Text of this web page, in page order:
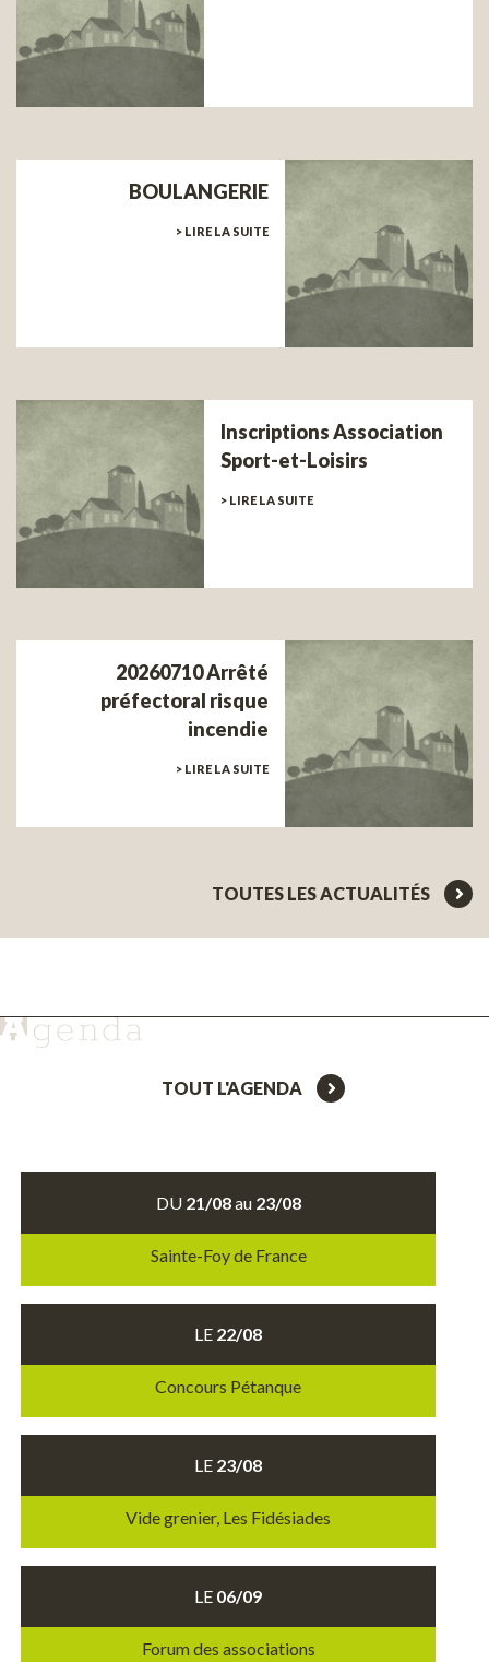
BOULANGERIE
> LIRE LA SUITE
Inscriptions Association
Sport-et-Loisirs
> LIRE LA SUITE
20260710 Arrêté
préfectoral risque
incendie
> LIRE LA SUITE
TOUTES LES ACTUALITÉS
TOUT L'AGENDA
DU 21/08au 23/08
Sainte-Foy de France
LE 22/08
Concours Pétanque
LE 23/08
Vide grenier, Les Fidésiades
LE 06/09
Forum des associations